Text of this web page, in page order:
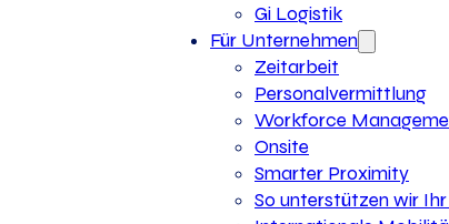
Gi Logistik
Für Unternehmen
Zeitarbeit
Personalvermittlung
Workforce
Onsite
Smarter Proximity
So unterstützen wir